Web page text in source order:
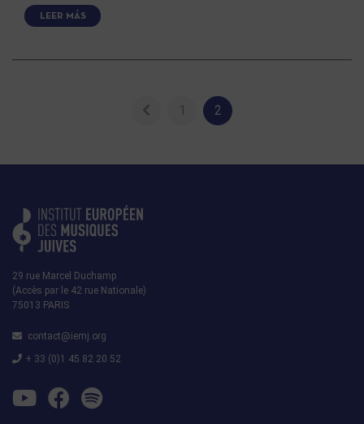
LEER MÁS
1 2
29 rue Marcel Duchamp
(Accès par le 42 rue Nationale)
75013 PARIS
contact@iemj.org
+ 33 (0)1 45 82 20 52